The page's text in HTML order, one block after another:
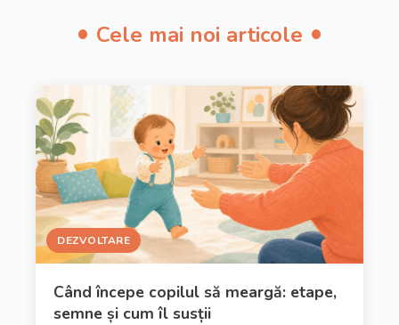
Cele mai noi articole
DEZVOLTARE
Când începe copilul să meargă: etape,
semne și cum îl susții